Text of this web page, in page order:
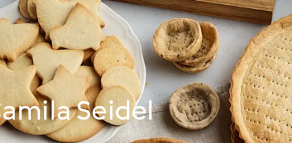
especiais e
À volta do mundo com o
Cookidoo®
Seidel